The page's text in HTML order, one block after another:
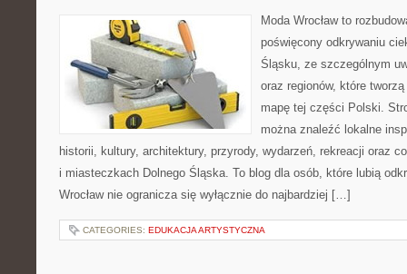
Moda Wrocław to
poświęcony odkrywaniu
Śląsku, ze szczególnym
oraz regionów, które
mapę tej części Polski.
można znaleźć lokalne
historii, kultury, architektury, przyrody, wydarzeń, rekreacji oraz
i miasteczkach Dolnego Śląska. To blog dla osób, które lubią
Wrocław nie ogranicza się wyłącznie do najbardziej […]
CATEGORIES: EDUKACJA ARTYSTYCZNA